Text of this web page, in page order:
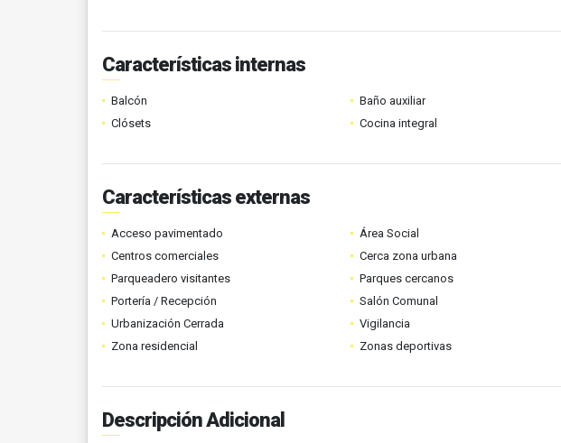
Características internas
Balcón Baño auxiliar
Clósets
Cocina integral
Características externas
Acceso pavimentado Área Social
Centros comerciales
Cerca zona urbana
Parqueadero visitantes
Parques cercanos
Portería / Recepción
Salón Comunal
Urbanización Cerrada
Vigilancia
Zona residencial
Zonas deportivas
Descripción Adicional